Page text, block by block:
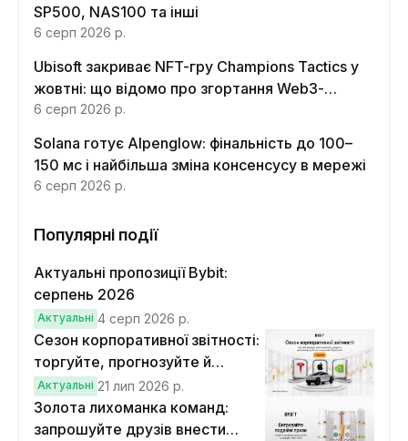
SP500, NAS100 та інші
6 серп 2026 р.
Ubisoft закриває NFT-гру Champions Tactics у
жовтні: що відомо про згортання Web3-
функцій
6 серп 2026 р.
Solana готує Alpenglow: фінальність до 100–
150 мс і найбільша зміна консенсусу в мережі
6 серп 2026 р.
Популярні події
Актуальні пропозиції Bybit:
серпень 2026
Актуальні 4 серп 2026 р.
Сезон корпоративної звітності:
торгуйте, прогнозуйте й
вигравайте Cybertruck
Актуальні 21 лип 2026 р.
Золота лихоманка команд:
запрошуйте друзів внести